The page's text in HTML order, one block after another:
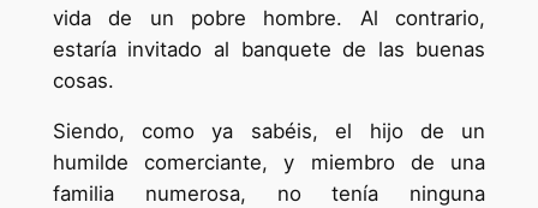
vida de un pobre hombre. Al contrario,
estaría invitado al banquete de las buenas
cosas.
Siendo, como ya sabéis, el hijo de un
humilde comerciante, y miembro de una
familia numerosa, no tenía ninguna